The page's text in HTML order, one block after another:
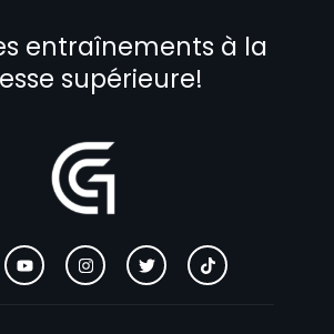
entraînements à la
supérieure!